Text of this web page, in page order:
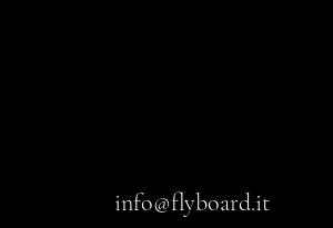
info@flyboard.it